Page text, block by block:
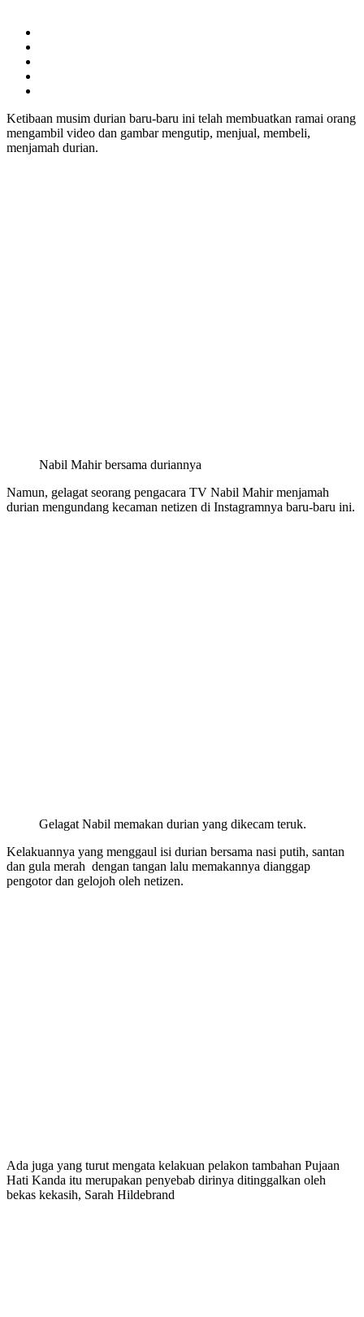
Ketibaan musim durian baru-baru ini telah membuatkan ramai orang
mengambil video dan gambar mengutip, menjual, membeli,
menjamah durian.
Nabil Mahir bersama duriannya
Namun, gelagat seorang pengacara TV Nabil Mahir menjamah
durian mengundang kecaman netizen di Instagramnya baru-baru ini.
Gelagat Nabil memakan durian yang dikecam teruk.
Kelakuannya yang menggaul isi durian bersama nasi putih, santan
dan gula merah dengan tangan lalu memakannya dianggap
pengotor dan gelojoh oleh netizen.
Ada juga yang turut mengata kelakuan pelakon tambahan Pujaan
Hati Kanda itu merupakan penyebab dirinya ditinggalkan oleh
bekas kekasih, Sarah Hildebrand